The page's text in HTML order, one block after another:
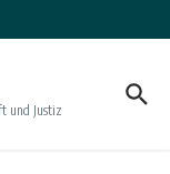
und Justiz